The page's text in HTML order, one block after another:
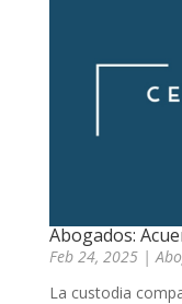
Abogados:
Feb 24, 2025|
La custodia